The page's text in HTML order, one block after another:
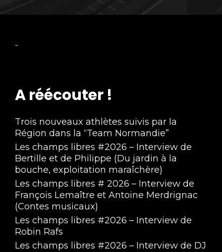
-
A réécouter !
Trois nouveaux athlètes suivis par la
Région dans la “Team Normandie”
Les champs libres #2026 – Interview de
Bertille et de Philippe (Du jardin à la
bouche, exploitation maraîchère)
Les champs libres # 2026 – Interview de
François Lemaître et Antoine Merdrignac
(Contes musicaux)
Les champs libres #2026 – Interview de
Robin Rafs
Les champs libres #2026 – Interview de DJ